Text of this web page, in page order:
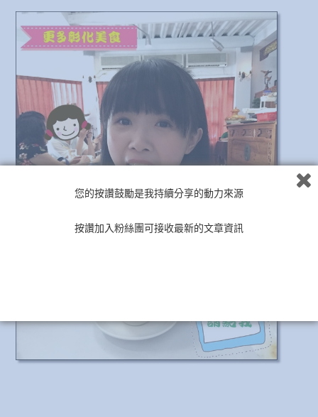
您的按讚鼓勵是我持續分享的動力來源
按讚加入粉絲團可接收最新的文章資訊